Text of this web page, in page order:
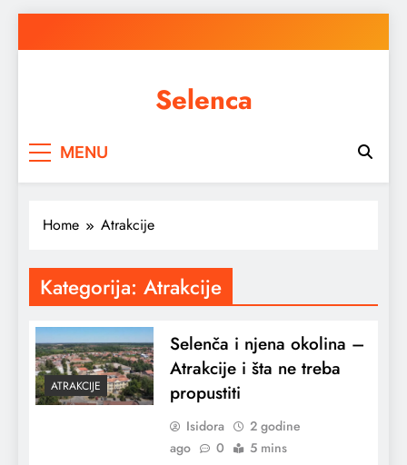
to
Selenca
MENU
Home Atrakcije
Kategorija: Atrakcije
ATRAKCIJE
Selenča i njena okolina –
Atrakcije i šta ne treba
propustiti
Isidora
2 godine
ago
0 5 mins